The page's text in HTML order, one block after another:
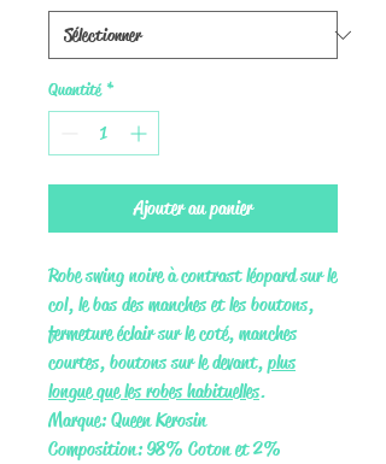
Quantité *
Ajouter au panier
Robe swing noire à contrast léopard sur le
col, le bas des manches et les boutons,
fermeture éclair sur le coté, manches
courtes, boutons sur le devant,plus
longue que les robes habituelles.
Marque: Queen Kerosin
Composition: 98% Coton et 2%